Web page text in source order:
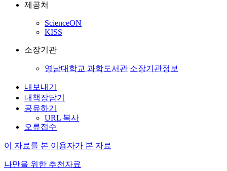
제공처
ScienceON
KISS
소장기관
영남대학교 과학도서관 소장기관정보
내보내기
내책장담기
공유하기
URL 복사
오류접수
이 자료를 본 이용자가 본 자료
나만을 위한 추천자료